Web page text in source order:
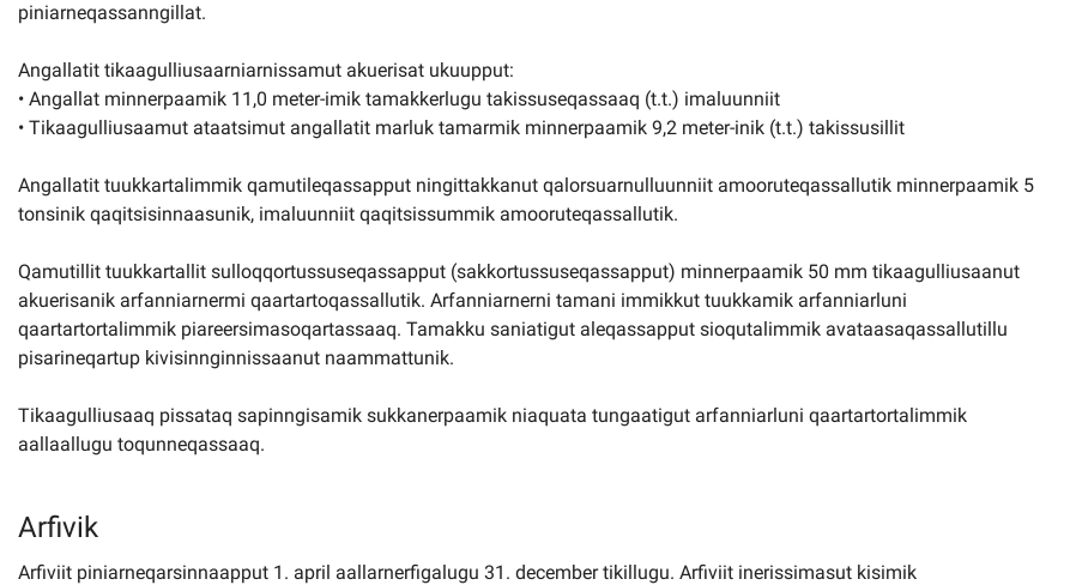
piniarneqassanngillat.
Angallatit tikaagulliusaarniarnissamut akuerisat ukuupput:
• Angallat minnerpaamik 11,0 meter-imik tamakkerlugu takissuseqassaaq (t.t.) imaluunniit
• Tikaagulliusaamut ataatsimut angallatit marluk tamarmik minnerpaamik 9,2 meter-inik (t.t.) takissusillit
Angallatit tuukkartalimmik qamutileqassapput ningittakkanut qalorsuarnulluunniit amooruteqassallutik minnerpaamik 5
tonsinik qaqitsisinnaasunik, imaluunniit qaqitsissummik amooruteqassallutik.
Qamutillit tuukkartallit sulloqqortussuseqassapput (sakkortussuseqassapput) minnerpaamik 50 mm tikaagulliusaanut
akuerisanik arfanniarnermi qaartartoqassallutik. Arfanniarnerni tamani immikkut tuukkamik arfanniarluni
qaartartortalimmik piareersimasoqartassaaq. Tamakku saniatigut aleqassapput sioqutalimmik avataasaqassallutillu
pisarineqartup kivisinnginnissaanut naammattunik.
Tikaagulliusaaq pissataq sapinngisamik sukkanerpaamik niaquata tungaatigut arfanniarluni qaartartortalimmik
aallaallugu toqunneqassaaq.
Arfivik
Arfiviit piniarneqarsinnaapput 1. april aallarnerfigalugu 31. december tikillugu. Arfiviit inerissimasut kisimik